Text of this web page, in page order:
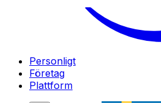
Personligt
Företag
Plattform